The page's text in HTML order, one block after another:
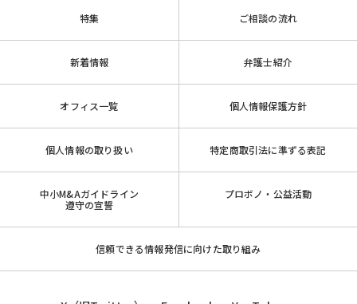
特集 ご相談の流れ
新着情報 弁護士紹介
オフィス一覧 個人情報保護方針
個人情報の取り扱い 特定商取引法に準ずる表記
中小M&Aガイドライン
遵守の宣誓
プロボノ・公益活動
信頼できる情報発信に向けた取り組み